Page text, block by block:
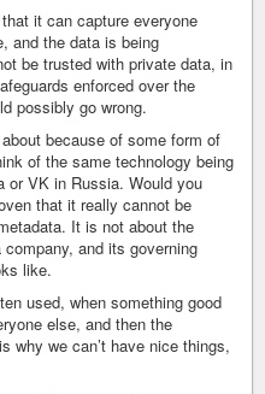
it can capture everyone
and the data is being
be trusted with private data, in
enforced over the
possibly go wrong.
because of some form of
of the same technology being
or VK in Russia. Would you
that it really cannot be
It is not about the
and its governing
like.
used, when something good
else, and then the
why we can’t have nice things,